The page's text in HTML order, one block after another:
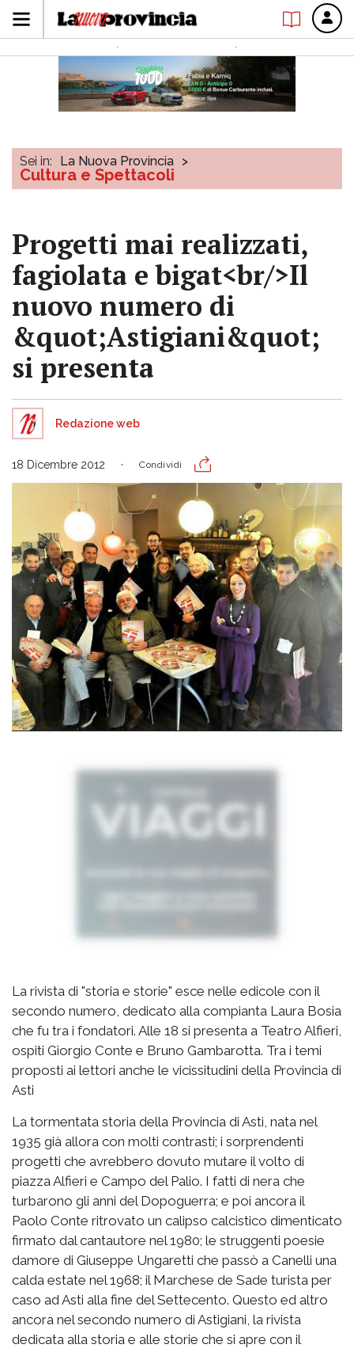
Sei in: La Nuova Provincia >
Cultura e Spettacoli
Progetti mai realizzati,
fagiolata e bigat<br/>Il
nuovo numero di
&quot;Astigiani&quot;
si presenta
Redazione web
18 Dicembre 2012 Condividi
La rivista di "storia e storie" esce nelle edicole con il
secondo numero, dedicato alla compianta Laura Bosia
che fu tra i fondatori. Alle 18 si presenta a Teatro Alfieri,
ospiti Giorgio Conte e Bruno Gambarotta. Tra i temi
proposti ai lettori anche le vicissitudini della Provincia di
Asti
La tormentata storia della Provincia di Asti, nata nel
1935 già allora con molti contrasti; i sorprendenti
progetti che avrebbero dovuto mutare il volto di
piazza Alfieri e Campo del Palio. I fatti di nera che
turbarono gli anni del Dopoguerra; e poi ancora il
Paolo Conte ritrovato un calipso calcistico dimenticato
firmato dal cantautore nel 1980; le struggenti poesie
damore di Giuseppe Ungaretti che passò a Canelli una
calda estate nel 1968; il Marchese de Sade turista per
caso ad Asti alla fine del Settecento. Questo ed altro
ancora nel secondo numero di Astigiani, la rivista
dedicata alla storia e alle storie che si apre con il